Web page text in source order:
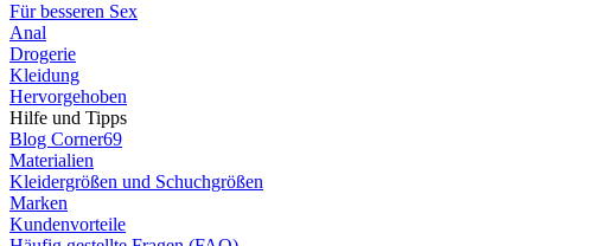
Für besseren Sex
Anal
Drogerie
Kleidung
Hervorgehoben
Hilfe und Tipps
Blog Corner69
Materialien
Kleidergrößen und Schuchgrößen
Marken
Kundenvorteile